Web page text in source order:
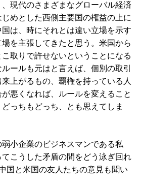
現代のさまざまなグローバル経済
めとした西側主要国の権益の上に
は、時にそれとは違い立場を示す
を主張してきたと思う。米国から
取りで許せないということになる
ールも元はと言えば、個別の取引
上がるもの、覇権を持っている人
悪くなれば、ルールを変えること
っちもどっち、とも思えてしま
企業のビジネスマンである私
こうした矛盾の間をどう泳ぎ回れ
と米国の友人たちの意見も聞い